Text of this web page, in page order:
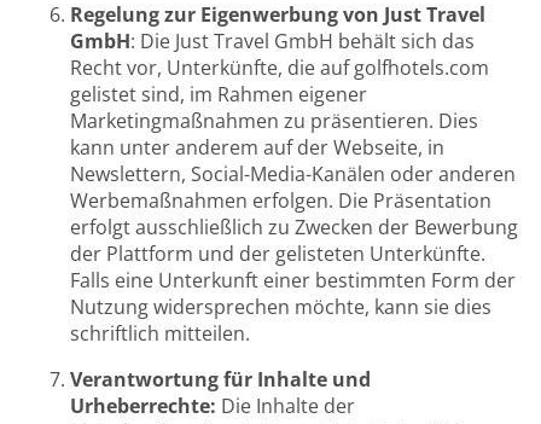
Regelung zur Eigenwerbung von Just Travel
GmbH: Die Just Travel GmbH behält sich das
Recht vor, Unterkünfte, die auf golfhotels.com
gelistet sind, im Rahmen eigener
Marketingmaßnahmen zu präsentieren. Dies
kann unter anderem auf der Webseite, in
Newslettern, Social-Media-Kanälen oder anderen
Werbemaßnahmen erfolgen. Die Präsentation
erfolgt ausschließlich zu Zwecken der Bewerbung
der Plattform und der gelisteten Unterkünfte.
Falls eine Unterkunft einer bestimmten Form der
Nutzung widersprechen möchte, kann sie dies
schriftlich mitteilen.
Verantwortung für Inhalte und
Urheberrechte: Die Inhalte der